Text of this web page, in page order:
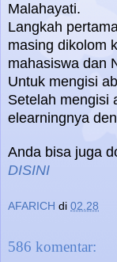
Malahayati.
Langkah
masing dikolom
mahasiswa dan
Untuk mengisi
Setelah mengisi
elearningnya
Anda bisa juga
DISINI
AFARICH di 02.28
586 komentar: